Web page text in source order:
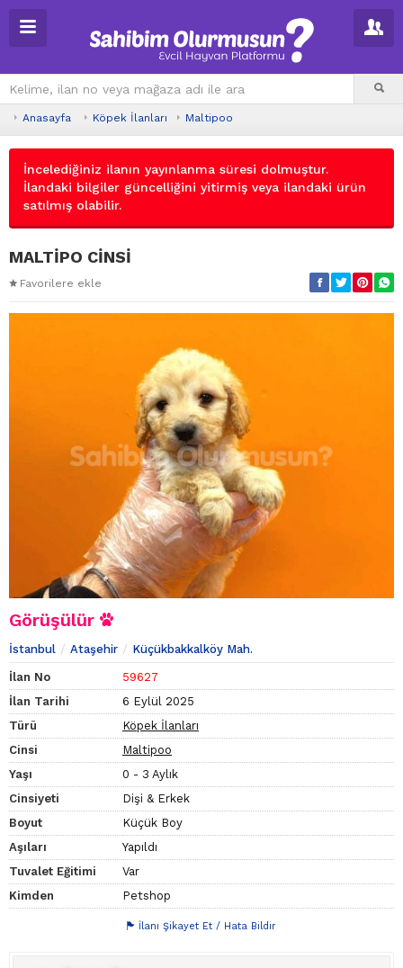
Anasayfa Köpek İlanları Maltipoo
İncelediğiniz ilanın yayınlanma süresi dolmuştur.
İlandaki bilgiler güncelliğini yitirmiş veya ilandaki ürün
satılmış olabilir.
MALTİPO CİNSİ
Favorilere ekle
Görüşülür
İstanbul Ataşehir Küçükbakkalköy Mah.
İlan No
59627
İlan Tarihi
6 Eylül 2025
Türü
Köpek İlanları
Cinsi
Maltipoo
Yaşı
0 - 3 Aylık
Cinsiyeti
Dişi & Erkek
Boyut
Küçük Boy
Aşıları
Yapıldı
Tuvalet Eğitimi
Var
Kimden
Petshop
İlanı Şikayet Et / Hata Bildir